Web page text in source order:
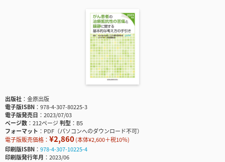
出版社
金原出版
電子版ISBN
978-4-307-80225-3
電子版発売日
2023/07/03
ページ数
212ページ判型
B5
フォーマット
PDF（パソコンへのダウンロード不可）
電子版販売価格： ¥2,860(本体¥2,600＋税10％)
印刷版ISBN
978-4-307-10225-4
印刷版発行年月
2023/06